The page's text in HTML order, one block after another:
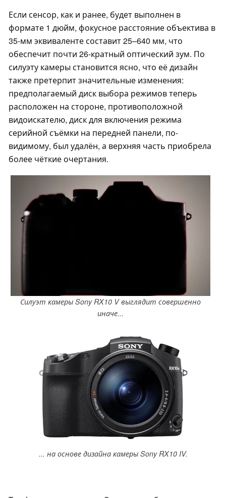
Если сенсор, как и ранее, будет выполнен в
формате 1 дюйм, фокусное расстояние объектива в
35-мм эквиваленте составит 25–640 мм, что
обеспечит почти 26-кратный оптический зум. По
силуэту камеры становится ясно, что её дизайн
также претерпит значительные изменения:
предполагаемый диск выбора режимов теперь
расположен на стороне, противоположной
видоискателю, диск для включения режима
серийной съёмки на передней панели, по-
видимому, был удалён, а верхняя часть приобрела
более чёткие очертания.
Силуэт камеры Sony RX10 V выглядит совершенно
иначе...
... на основе дизайна камеры Sony RX10 IV.